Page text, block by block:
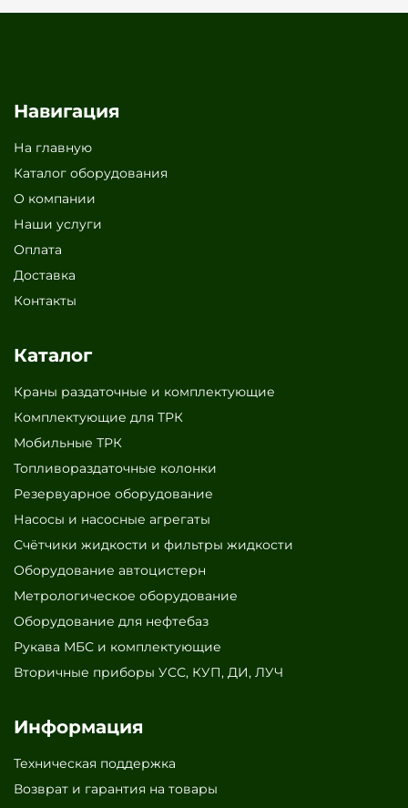
Навигация
На главную
Каталог оборудования
О компании
Наши услуги
Оплата
Доставка
Контакты
Каталог
Краны раздаточные и комплектующие
Комплектующие для ТРК
Мобильные ТРК
Топливораздаточные колонки
Резервуарное оборудование
Насосы и насосные агрегаты
Счётчики жидкости и фильтры жидкости
Оборудование автоцистерн
Метрологическое оборудование
Оборудование для нефтебаз
Рукава МБС и комплектующие
Вторичные приборы УСС, КУП, ДИ, ЛУЧ
Информация
Техническая поддержка
Возврат и гарантия на товары